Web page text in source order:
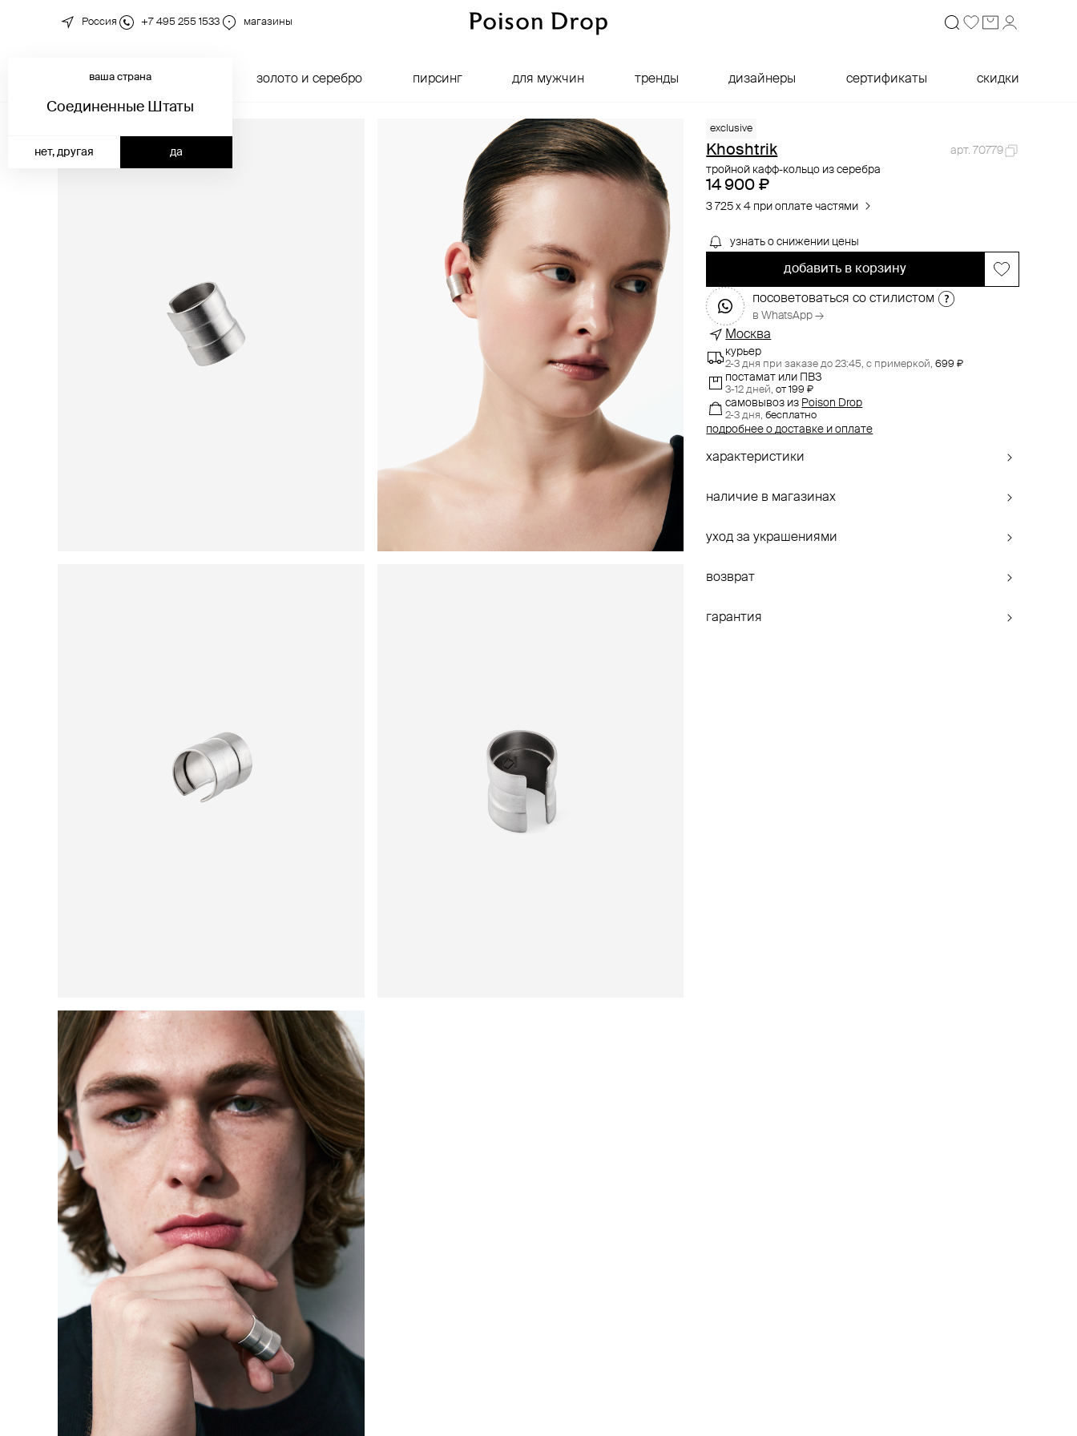
Россия +7 495 255 1533 магазины
новинки золото и серебро пирсинг для мужчин тренды дизайнеры сертификаты скидки
ваша страна
Соединенные Штаты
да
нет, другая
exclusive
Khoshtrik
арт. 70779
тройной кафф-кольцо из серебра
14 900 ₽
3 725 x 4 при оплате частями
узнать о снижении цены
добавить в корзину
посоветоваться со стилистом
в WhatsApp →
Москва
курьер
2-3 дня при заказе до 23:45,с примеркой, 699 ₽
постамат или ПВЗ
3-12 дней,от 199 ₽
самовывоз из Poison Drop
2-3 дня,бесплатно
подробнее о доставке и оплате
характеристики
наличие в магазинах
уход за украшениями
возврат
гарантия